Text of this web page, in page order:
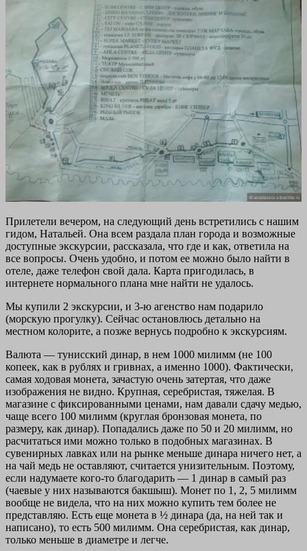
Прилетели вечером, на следующий день встретились с нашим
гидом, Натальей. Она всем раздала план города и возможные
доступные экскурсии, рассказала, что где и как, ответила на
все вопросы. Очень удобно, и потом ее можно было найти в
отеле, даже телефон свой дала. Карта пригодилась, в
интернете нормального плана мне найти не удалось.
Мы купили 2 экскурсии, и 3-ю агенство нам подарило
(морскую прогулку). Сейчас остановлюсь детально на
местном колорите, а позже вернусь подробно к экскурсиям.
Валюта — тунисский динар, в нем 1000 милимм (не 100
копеек, как в рублях и гривнах, а именно 1000). Фактически,
самая ходовая монета, зачастую очень затертая, что даже
изображения не видно. Крупная, серебристая, тяжелая. В
магазине с фиксированными ценами, нам давали сдачу медью,
чаще всего 100 милимм (круглая бронзовая монета, по
размеру, как динар). Попадались даже по 50 и 20 милимм, но
расчитаться ими можно только в подобных магазинах. В
сувенирных лавках или на рынке меньше динара ничего нет, а
на чай медь не оставляют, считается унизительным. Поэтому,
если надумаете кого-то благодарить — 1 динар в самый раз
(чаевые у них называются бакшыш). Монет по 1, 2, 5 милимм
вообще не видела, что на них можно купить тем более не
представляю. Есть еще монета в ½ динара (да, на ней так и
написано), то есть 500 милимм. Она серебристая, как динар,
только меньше в диаметре и легче.